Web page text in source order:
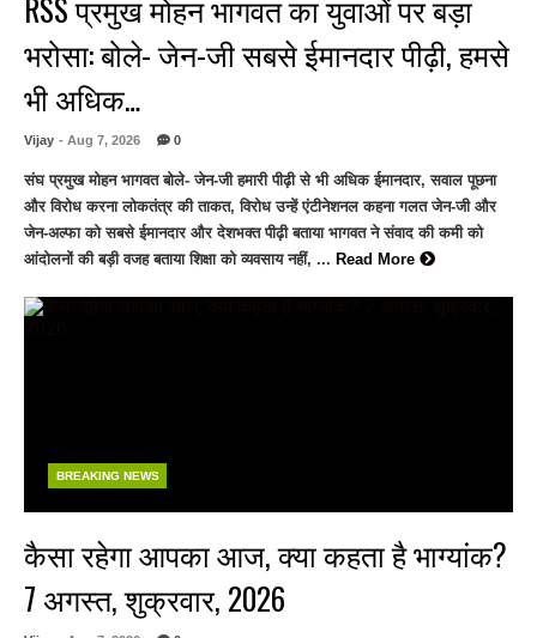
RSS प्रमुख मोहन भागवत का युवाओं पर बड़ा
भरोसा: बोले- जेन-जी सबसे ईमानदार पीढ़ी, हमसे
भी अधिक…
Vijay - Aug 7, 2026 0
संघ प्रमुख मोहन भागवत बोले- जेन-जी हमारी पीढ़ी से भी अधिक ईमानदार, सवाल पूछना
और विरोध करना लोकतंत्र की ताकत, विरोध उन्हें एंटीनेशनल कहना गलत जेन-जी और
जेन-अल्फा को सबसे ईमानदार और देशभक्त पीढ़ी बताया भागवत ने संवाद की कमी को
आंदोलनों की बड़ी वजह बताया शिक्षा को व्यवसाय नहीं, ... Read More
BREAKING NEWS
कैसा रहेगा आपका आज, क्या कहता है भाग्यांक?
7 अगस्त, शुक्रवार, 2026